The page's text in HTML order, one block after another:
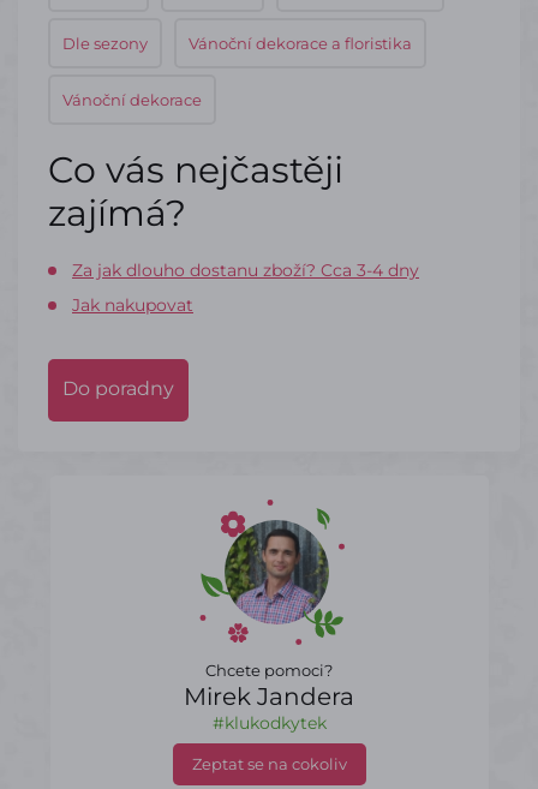
Dle sezony Vánoční dekorace a floristika
Vánoční dekorace
Co vás nejčastěji
zajímá?
Za jak dlouho dostanu zboží? Cca 3-4 dny
Jak nakupovat
Do poradny
Chcete pomoci?
Mirek Jandera
#klukodkytek
Zeptat se na cokoliv